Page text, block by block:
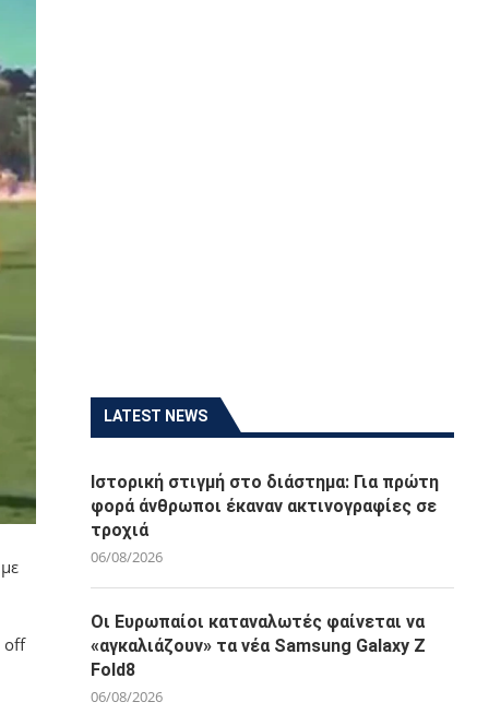
off
LATEST NEWS
Ιστορική στιγμή στο διάστημα: Για πρώτη
φορά άνθρωποι έκαναν ακτινογραφίες σε
τροχιά
06/08/2026
Οι Ευρωπαίοι καταναλωτές φαίνεται να
«αγκαλιάζουν» τα νέα Samsung Galaxy Z
Fold8
06/08/2026